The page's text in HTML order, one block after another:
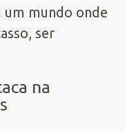
um mundo onde
ser
na